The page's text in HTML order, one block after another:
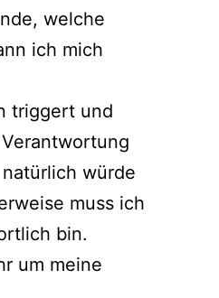
welche
ich mich
triggert und
würde
muss ich
bin.
um meine